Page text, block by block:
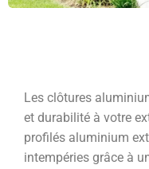
Les clôtures
et durabilité à votre
profilés aluminium
intempéries grâce à